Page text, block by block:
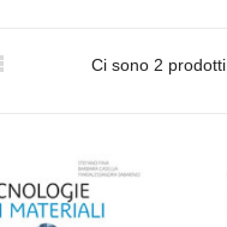
Ci sono 2 prodotti.